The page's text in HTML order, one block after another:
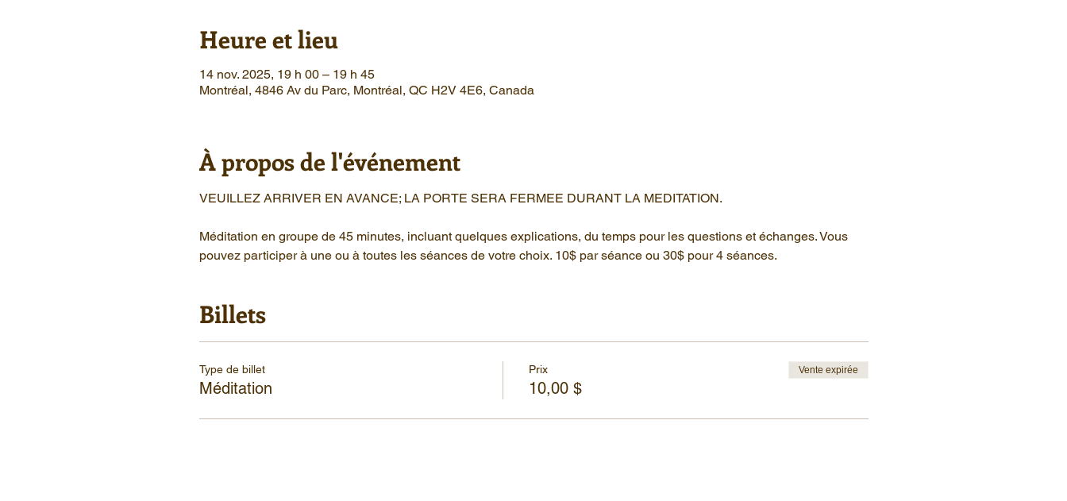
Heure et lieu
14 nov. 2025, 19 h 00 – 19 h 45
Montréal, 4846 Av du Parc, Montréal, QC H2V 4E6, Canada
À propos de l'événement
VEUILLEZ ARRIVER EN AVANCE; LA PORTE SERA FERMEE DURANT LA MEDITATION.
Méditation en groupe de 45 minutes, incluant quelques explications, du temps pour les questions et échanges. Vous
pouvez participer à une ou à toutes les séances de votre choix. 10$ par séance ou 30$ pour 4 séances.
Billets
Type de billet
Méditation
Prix
10,00 $
Vente expirée